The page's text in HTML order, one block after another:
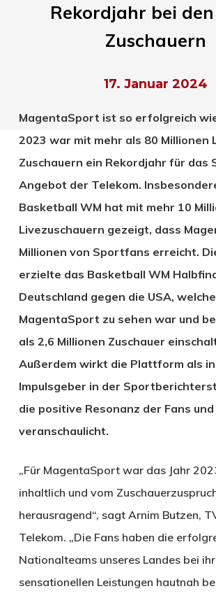
Rekordjahr bei
Zuschauern
17. Januar 2024
MagentaSport ist so erfolgreich
2023 war mit mehr als 80 Millionen
Zuschauern ein Rekordjahr für das
Angebot der Telekom.
Basketball WM hat mit mehr 10
Livezuschauern gezeigt, dass
Millionen von Sportfans erreicht.
erzielte das Basketball WM
Deutschland gegen die USA,
MagentaSport zu sehen war und
als 2,6 Millionen Zuschauer
Außerdem wirkt die Plattform als
Impulsgeber in der
die positive Resonanz der Fans
veranschaulicht.
„Für MagentaSport war das Jahr
inhaltlich und vom
herausragend“, sagt Arnim Butzen,
Telekom. „Die Fans haben die
Nationalteams unseres Landes bei
sensationellen Leistungen hautnah